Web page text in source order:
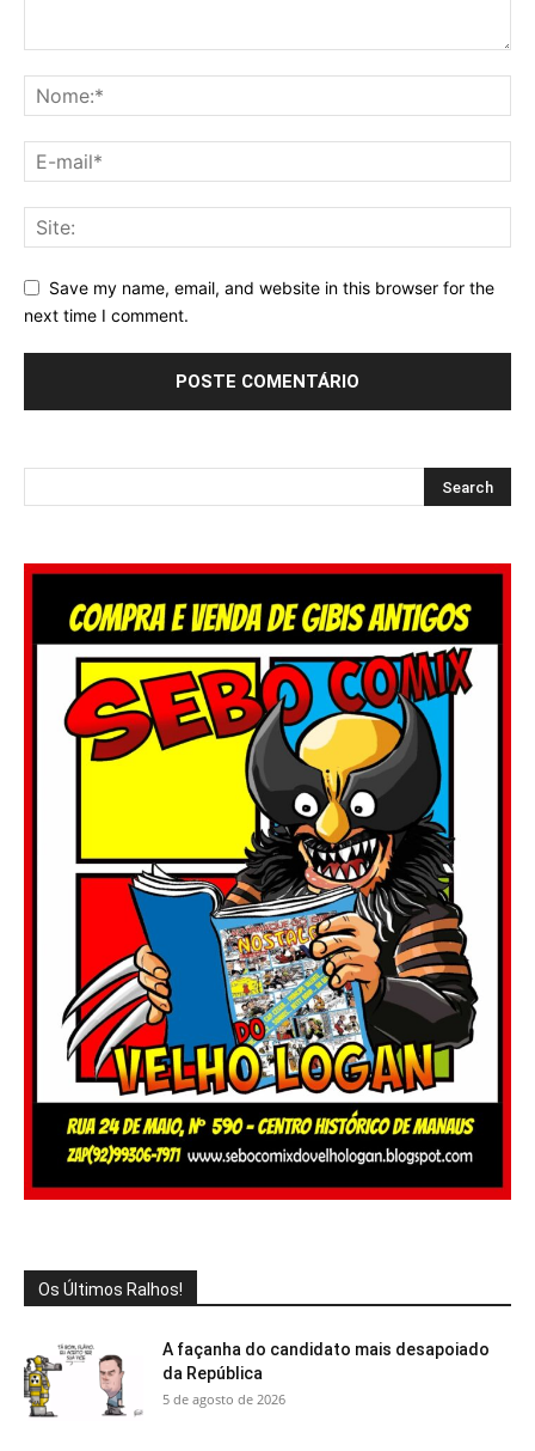
Save my name, email, and website in this browser for the
next time I comment.
Os Últimos Ralhos!
A façanha do candidato mais desapoiado
da República
5 de agosto de 2026